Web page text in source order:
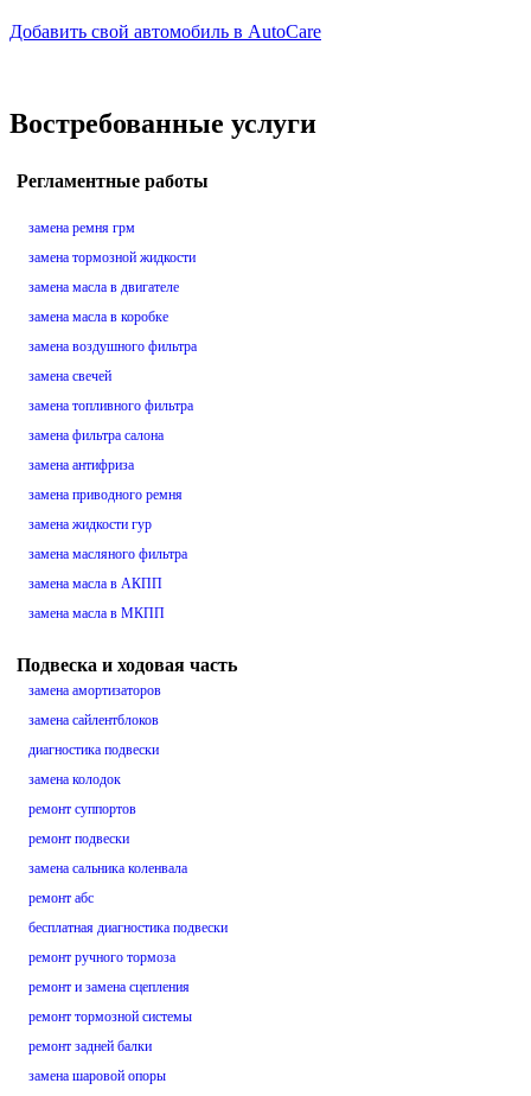
Добавить свой автомобиль в AutoCare
Востребованные услуги
Регламентные работы
замена ремня грм
замена тормозной жидкости
замена масла в двигателе
замена масла в коробке
замена воздушного фильтра
замена свечей
замена топливного фильтра
замена фильтра салона
замена антифриза
замена приводного ремня
замена жидкости гур
замена масляного фильтра
замена масла в АКПП
замена масла в МКПП
Подвеска и ходовая часть
замена амортизаторов
замена сайлентблоков
диагностика подвески
замена колодок
ремонт суппортов
ремонт подвески
замена сальника коленвала
ремонт абс
бесплатная диагностика подвески
ремонт ручного тормоза
ремонт и замена сцепления
ремонт тормозной системы
ремонт задней балки
замена шаровой опоры